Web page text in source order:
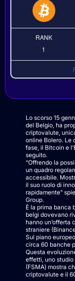
RANK
1
Lo scorso 15
del Belgio, ha
criptovalute,
online Bolero. Le
fase, il Bitcoin e
seguito.
“Offrendo la
un quadro
accessibile.
il suo ruolo di
rapidamente”
Group.
È la prima banca
belgi dovevano
hanno un’offerta
straniere
Sul piano
circa 60 banche
Questa
effetti, uno studio
(FSMA) mostra
criptovalute e il